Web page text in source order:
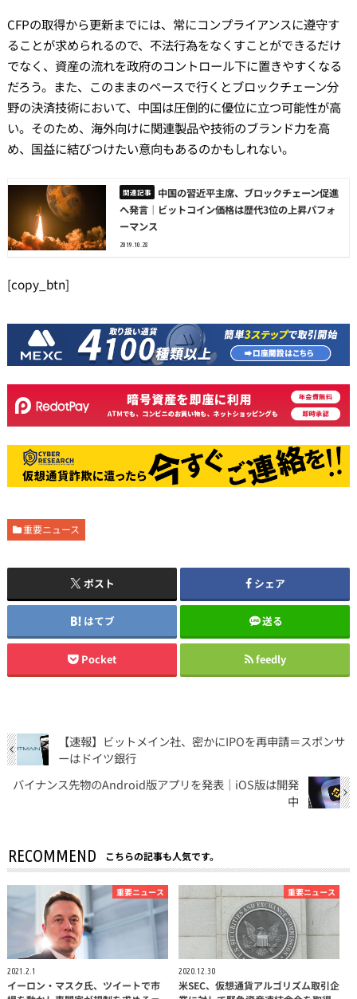
CFPの取得から更新までには、常にコンプライアンスに遵守す
ることが求められるので、不法行為をなくすことができるだけ
でなく、資産の流れを政府のコントロール下に置きやすくなる
だろう。また、このままのペースで行くとブロックチェーン分
野の決済技術において、中国は圧倒的に優位に立つ可能性が高
い。そのため、海外向けに関連製品や技術のブランド力を高
め、国益に結びつけたい意向もあるのかもしれない。
中国の習近平主席、ブロックチェーン促進
へ発言｜ビットコイン価格は歴代3位の上昇パフォ
ーマンス
2019.10.28
[copy_btn]
重要ニュース
ポスト シェア
はてブ 送る
Pocket feedly
【速報】ビットメイン社、密かにIPOを再申請＝スポンサ
ーはドイツ銀行
バイナンス先物のAndroid版アプリを発表｜iOS版は開発
中
RECOMMEND こちらの記事も人気です。
重要ニュース
2021.2.1
イーロン・マスク氏、ツイートで市
重要ニュース
2020.12.30
米SEC、仮想通貨アルゴリズム取引企